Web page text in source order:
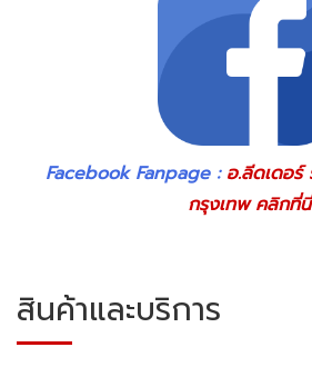
Facebook Fanpage : อ.ลีดเดอ
กรุงเทพ คลิกที่นี่
สินค้าและบริการ